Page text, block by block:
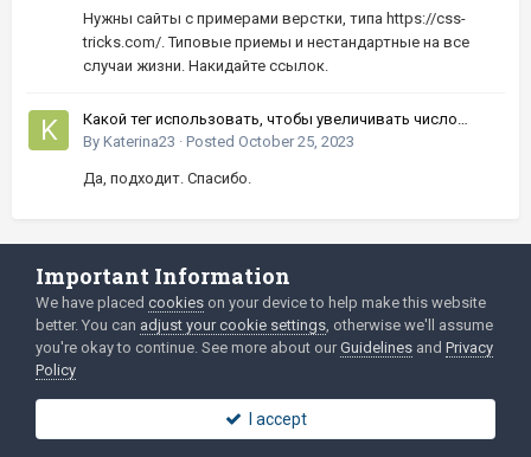
Нужны сайты с примерами верстки, типа https://css-
tricks.com/. Типовые приемы и нестандартные на все
случаи жизни. Накидайте ссылок.
Какой тег использовать, чтобы увеличивать число
кнопками вверх-вниз?
By Katerina23 · Posted October 25, 2023
Да, подходит. Спасибо.
Language Privacy Policy
2003-Today ©htmlforum.dev Powered by Invision Community
Important Information
We have placed cookies on your device to help make this website
better. You can adjust your cookie settings, otherwise we'll assume
you're okay to continue. See more about our Guidelines and Privacy
Policy
I accept